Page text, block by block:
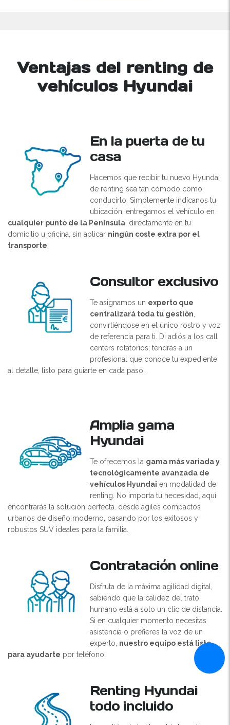
Ventajas del renting de
vehículos Hyundai
En la puerta de tu
casa
Hacemos que recibir tu nuevo Hyundai
de renting sea tan cómodo como
conducirlo. Simplemente indícanos tu
ubicación; entregamos el vehículo en
cualquier punto de la Península , directamente en tu
domicilio u oficina, sin aplicar ningún coste extra por el
transporte
Consultor exclusivo
Te asignamos un experto que
centralizará toda tu gestión
convirtiéndose en el único rostro y voz
de referencia para ti. Di adiós a los call
centers rotatorios; tendrás a un
profesional que conoce tu expediente
al detalle, listo para guiarte en cada paso.
Amplia gama
Hyundai
Te ofrecemos la gama más variada y
tecnológicamente avanzada de
vehículos Hyundai en modalidad de
renting. No importa tu necesidad, aquí
encontrarás la solución perfecta. desde ágiles compactos
urbanos de diseño moderno, pasando por los exitosos y
robustos SUV ideales para la familia.
Contratación online
Disfruta de la máxima agilidad digital,
sabiendo que la calidez del trato
humano está a solo un clic de distancia.
Si en cualquier momento necesitas
asistencia o prefieres la voz de un
experto, nuestro equipo está listo
para ayudarte por teléfono.
Renting Hyundai
todo incluido